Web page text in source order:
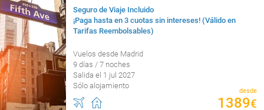
Seguro de Viaje Incluido
¡Paga hasta en 3 cuotas sin intereses! (Válido en
Tarifas Reembolsables)
Vuelos desde Madrid
9 días / 7 noches
Salida el 1 jul 2027
Sólo alojamiento
desde
1389€